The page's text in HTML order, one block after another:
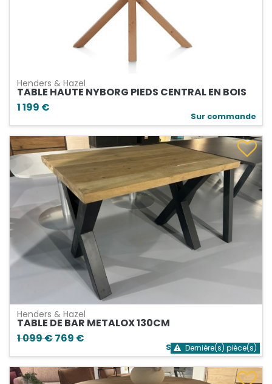
Henders & Hazel
TABLE HAUTE NYBORG PIEDS CENTRAL EN BOIS
1 199 €
Sur commande
Henders & Hazel
TABLE DE BAR METALOX 130CM
1 099 €769 €
Stock bientôt épuisé
Dernière(s) pièce(s)